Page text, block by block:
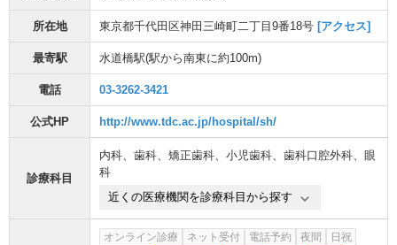
所在地 東京都千代田区神田三崎町二丁目9番18号 [アクセス]
最寄駅 水道橋駅(駅から南東に約100m)
電話 03-3262-3421
公式HP http://www.tdc.ac.jp/hospital/sh/
診療科目
内科、 歯科、 矯正歯科、 小児歯科、 歯科口腔外科、 眼
科
近くの医療機関を診療科目から探す
オンライン診療 ネット受付 電話予約 夜間
日祝